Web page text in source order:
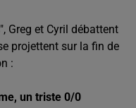
Greg et Cyril débattent
projettent sur la fin de
:
un triste 0/0